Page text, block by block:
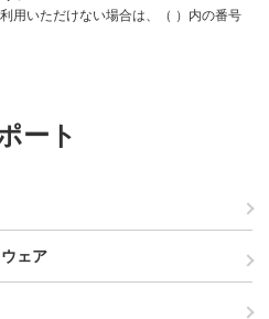
用いただけない場合は、（ ）内の番号
ート
ェア